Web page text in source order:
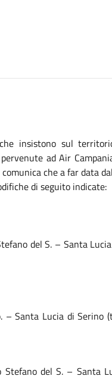
insistono sul
ad Air
che a far data
di seguito indicate:
del S. – Santa
– Santa Lucia di Serino
del S. – Santa